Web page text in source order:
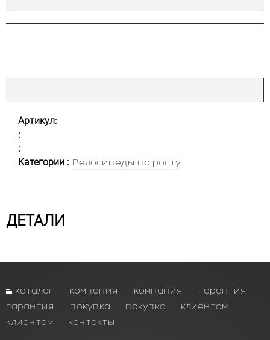
Артикул:
:
:
Категории : Велосипеды по росту
ДЕТАЛИ
каталог компания компания
гарантия
гарантия
покупка покупка
клиентам
клиентам
контакты